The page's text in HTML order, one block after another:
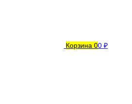
Корзина 00 ₽